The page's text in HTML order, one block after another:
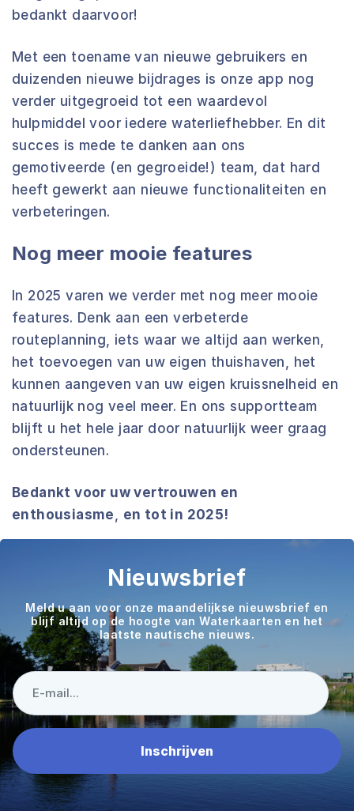
bedankt daarvoor!
Met een toename van nieuwe gebruikers en
duizenden nieuwe bijdrages is onze app nog
verder uitgegroeid tot een waardevol
hulpmiddel voor iedere waterliefhebber. En dit
succes is mede te danken aan ons
gemotiveerde (en gegroeide!) team, dat hard
heeft gewerkt aan nieuwe functionaliteiten en
verbeteringen.
Nog meer mooie features
In 2025 varen we verder met nog meer mooie
features. Denk aan een verbeterde
routeplanning, iets waar we altijd aan werken,
het toevoegen van uw eigen thuishaven, het
kunnen aangeven van uw eigen kruissnelheid en
natuurlijk nog veel meer. En ons supportteam
blijft u het hele jaar door natuurlijk weer graag
ondersteunen.
Bedankt voor uw vertrouwen en
enthousiasme, en tot in 2025!
Nieuwsbrief
Meld u aan voor onze maandelijkse nieuwsbrief en
blijf altijd op de hoogte van Waterkaarten en het
laatste nautische nieuws.